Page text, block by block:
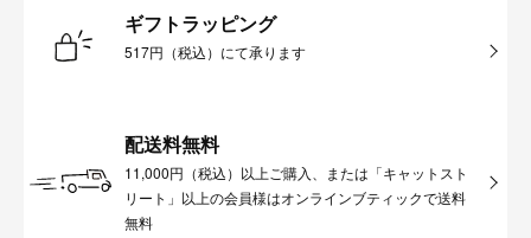
ギフトラッピング
517円（税込）にて承ります
配送料無料
11,000円（税込）以上ご購入、または「キャットスト
リート」以上の会員様はオンラインブティックで送料
無料